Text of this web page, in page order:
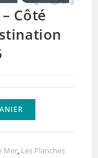
Côté
Mer, Les Planches